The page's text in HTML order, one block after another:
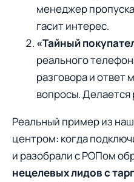
менеджер
гасит интерес.
«Тайный
реального
разговора и ответ
вопросы. Делается
Реальный пример из
центром: когда
и разобрали с РОПом
нецелевых лидов с